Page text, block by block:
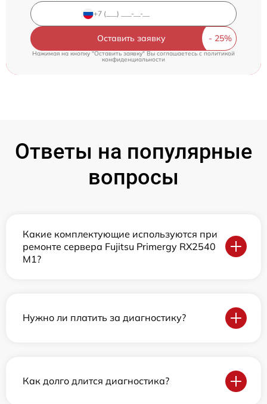
Оставить заявку
Нажимая на кнопку "Оставить заявку" Вы соглашаетесь cполитикой
конфиденциальности
Ответы на популярные
вопросы
Какие комплектующие используются при
ремонте сервера Fujitsu Primergy RX2540
M1?
Нужно ли платить за диагностику?
Как долго длится диагностика?